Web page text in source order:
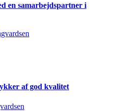
en samarbejdspartner i
af god kvalitet